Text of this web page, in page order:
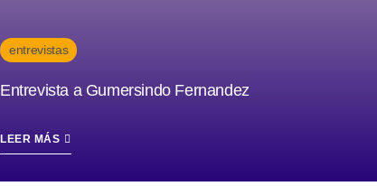
entrevistas
Entrevista a Gumersindo Fernandez
LEER MÁS